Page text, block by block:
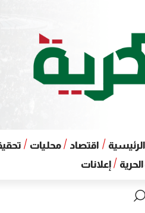
اقتصاد محليات
إعلانات